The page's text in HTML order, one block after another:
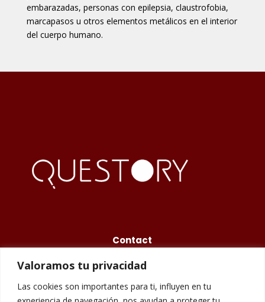
Valoramos tu privacidad
Las cookies son importantes para ti, influyen en tu
embarazadas, personas con epilepsia, claustrofobia,
marcapasos u otros elementos metálicos en el interior
del cuerpo humano.
Contact
info@questory.es